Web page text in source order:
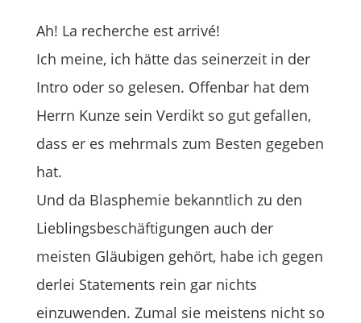
Ah! La recherche est arrivé!
Ich meine, ich hätte das seinerzeit in der
Intro oder so gelesen. Offenbar hat dem
Herrn Kunze sein Verdikt so gut gefallen,
dass er es mehrmals zum Besten gegeben
hat.
Und da Blasphemie bekanntlich zu den
Lieblingsbeschäftigungen auch der
meisten Gläubigen gehört, habe ich gegen
derlei Statements rein gar nichts
einzuwenden. Zumal sie meistens nicht so